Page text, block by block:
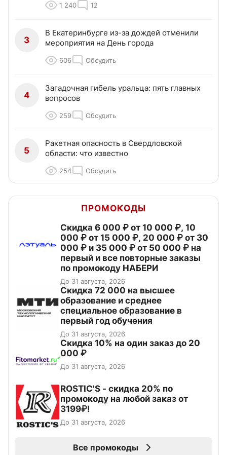
1 240 12
3
В Екатеринбурге из-за дождей отменили
мероприятия на День города
606 Обсудить
4
Загадочная гибель уральца: пять главных
вопросов
259 Обсудить
5
Ракетная опасность в Свердловской
области: что известно
254 Обсудить
ПРОМОКОДЫ
Скидка 6 000 ₽ от 10 000 ₽, 10
000 ₽ от 15 000 ₽, 20 000 ₽ от 30
000 ₽ и 35 000 ₽ от 50 000 ₽ на
первый и все повторные заказы
по промокоду НАБЕРИ
До 31 августа, 2026
Скидка 72 000 на высшее
образование и среднее
специальное образование в
первый год обучения
До 31 августа, 2026
Скидка 10% на один заказ до 20
000 ₽
До 31 августа, 2026
ROSTIC'S - скидка 20% по
промокоду на любой заказ от
3199₽!
До 31 августа, 2026
Все промокоды